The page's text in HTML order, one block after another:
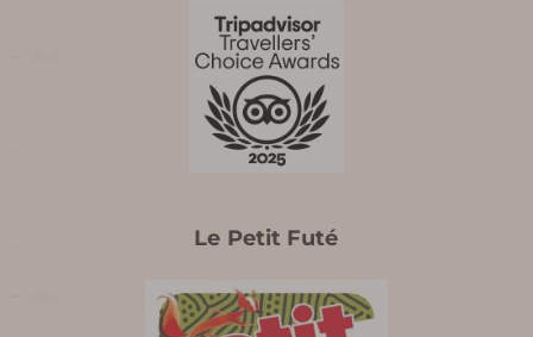
Préparer ma
HORAIRES DE TERRA VINEA
Le Petit Futé